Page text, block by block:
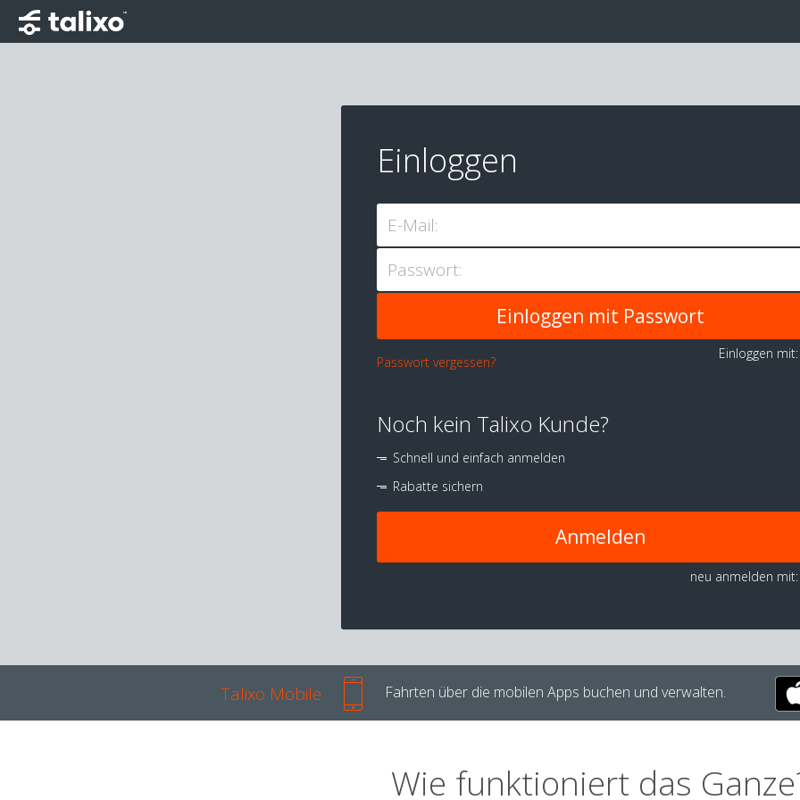
Einloggen
E-Mail:
Passwort:
Passwort vergessen?
Einloggen
Noch kein Talixo Kunde?
Schnell und einfach anmelden
Rabatte sichern
Anmelden
neu anmelden mit:
Talixo Mobile Fahrten über die mobilen Apps buchen und verwalten.
Wie funktioniert das